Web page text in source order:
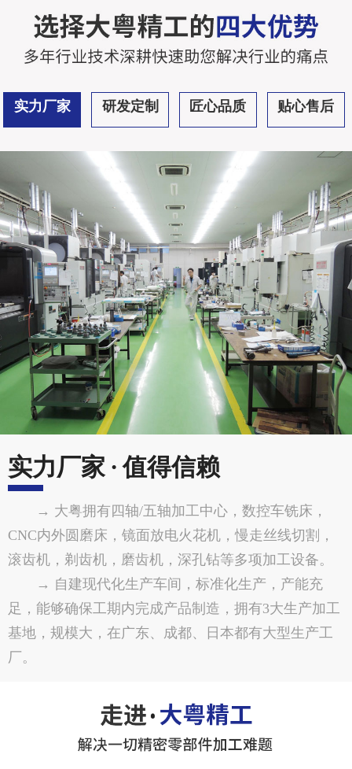
实力厂家 研发定制 匠心品质 贴心售后
实力厂家 · 值得信赖
→ 大粤拥有四轴/五轴加工中心，数控车铣床，
CNC内外圆磨床，镜面放电火花机，慢走丝线切割，
滚齿机，剃齿机，磨齿机，深孔钻等多项加工设备。
→ 自建现代化生产车间，标准化生产，产能充
足，能够确保工期内完成产品制造，拥有3大生产加工
基地，规模大，在广东、成都、日本都有大型生产工
厂。